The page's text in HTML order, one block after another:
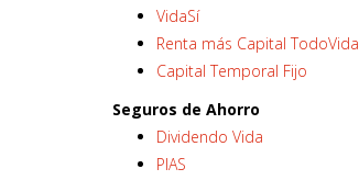
VidaSí
Renta más Capital TodoVida
Capital Temporal Fijo
Seguros de Ahorro
Dividendo Vida
PIAS